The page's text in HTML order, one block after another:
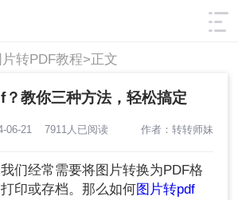
筛选
片转PDF教程>正文
教你三种方法，轻松搞定
06-21 7911人已阅读 作者：转转师妹
们经常需要将图片转换为PDF格
印或存档。那么如何图片转pdf